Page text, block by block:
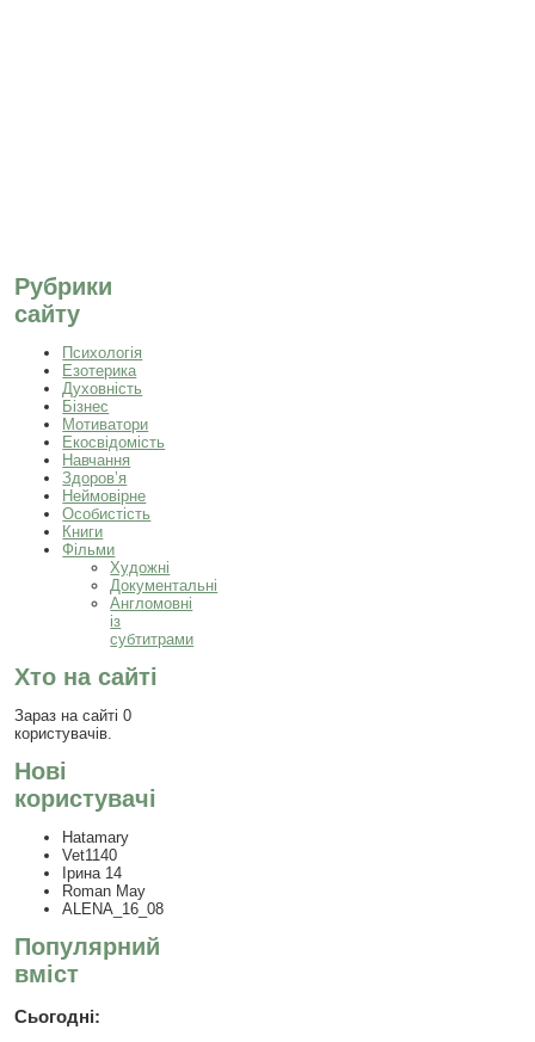
Рубрики
сайту
Психологія
Езотерика
Духовність
Бізнес
Мотиватори
Екосвідомість
Навчання
Здоров’я
Неймовірне
Особистість
Книги
Фільми
Художні
Документальні
Англомовні
із
субтитрами
Хто на сайті
Зараз на сайті 0
користувачів.
Нові
користувачі
Hatamary
Vet1140
Ірина 14
Roman May
ALENA_16_08
Популярний
вміст
Сьогодні: